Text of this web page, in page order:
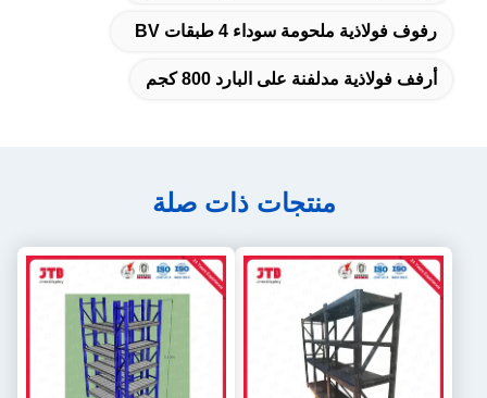
رفوف فولاذية ملحومة سوداء 4 طبقات BV
أرفف فولاذية مدلفنة على البارد 800 كجم
منتجات ذات صلة